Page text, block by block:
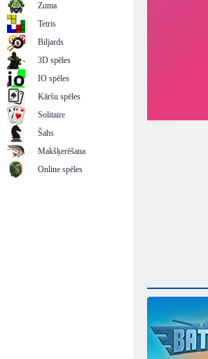
Zuma
Tetris
Biljards
3D spēles
IO spēles
Kāršu spēles
Solitaire
Šahs
Makšķerēšana
Online spēles